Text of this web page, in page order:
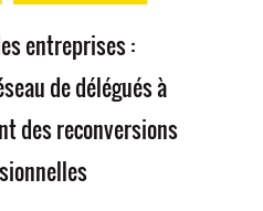
entreprises :
de délégués à
des reconversions